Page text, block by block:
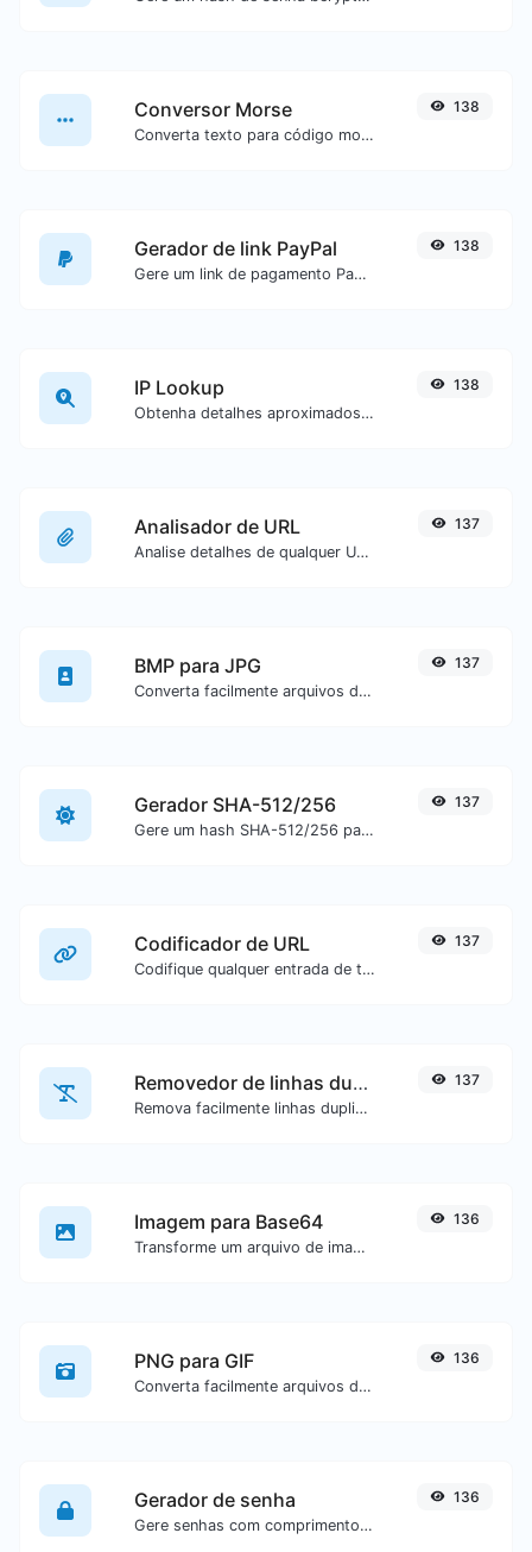
Conversor Morse
Converta texto para código morse ou vice-versa para qualquer entrada de texto.
138
Gerador de link PayPal
Gere um link de pagamento PayPal com facilidade.
138
IP Lookup
Obtenha detalhes aproximados de IP.
138
Analisador de URL
Analise detalhes de qualquer URL.
137
BMP para JPG
Converta facilmente arquivos de imagem BMP para JPG.
137
Gerador SHA-512/256
Gere um hash SHA-512/256 para qualquer entrada de texto.
137
Codificador de URL
Codifique qualquer entrada de texto para formato de URL.
137
Removedor de linhas duplicadas
Remova facilmente linhas duplicadas de um texto.
137
Imagem para Base64
Transforme um arquivo de imagem em uma string Base64.
136
PNG para GIF
Converta facilmente arquivos de imagem PNG para GIF.
136
Gerador de senha
Gere senhas com comprimento e configurações personalizadas.
136